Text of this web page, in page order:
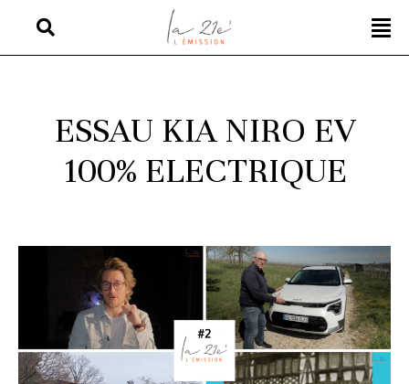
ESSAU KIA NIRO EV
100% ELECTRIQUE